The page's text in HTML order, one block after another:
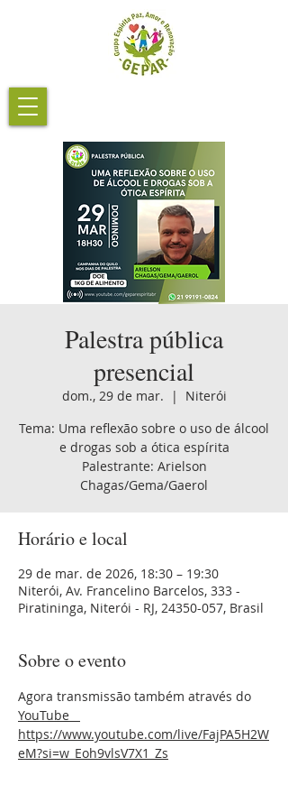
Palestra pública
presencial
dom., 29 de mar.
  |
Niterói
Tema: Uma reflexão sobre o uso de álcool
e drogas sob a ótica espírita
Palestrante: Arielson
Chagas/Gema/Gaerol
Horário e local
29 de mar. de 2026, 18:30 – 19:30
Niterói, Av. Francelino Barcelos, 333 -
Piratininga, Niterói - RJ, 24350-057, Brasil
Sobre o evento
Agora transmissão também através do
YouTube
https://www.youtube.com/live/FajPA5H2W
eM?si=w_Eoh9vlsV7X1_Zs